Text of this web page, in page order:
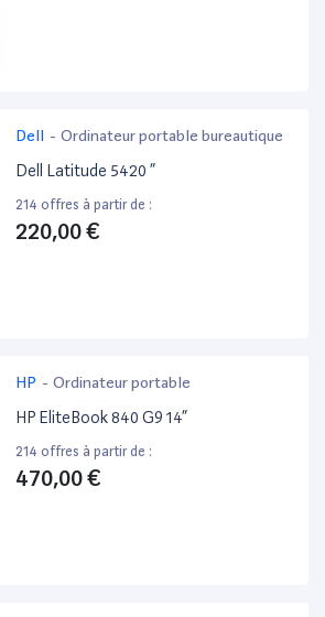
Dell - Ordinateur portable bureautique
Dell Latitude 5420 ”
214 offres à partir de :
220,00 €
HP - Ordinateur portable
HP EliteBook 840 G9 14”
214 offres à partir de :
470,00 €